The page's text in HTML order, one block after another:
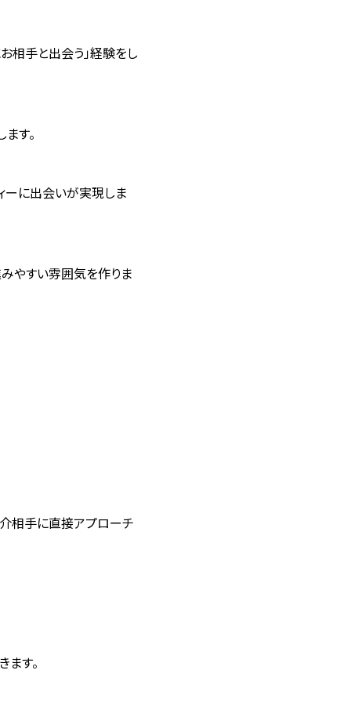
相手と出会う」経験をし
す。
ーに出会いが実現しま
やすい雰囲気を作りま
介相手に直接アプローチ
す。